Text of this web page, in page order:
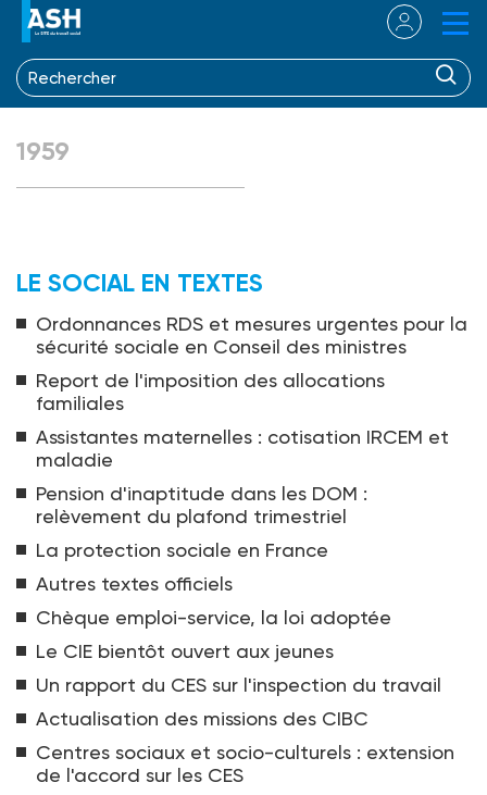
1959
LE SOCIAL EN TEXTES
Ordonnances RDS et mesures urgentes pour la
sécurité sociale en Conseil des ministres
Report de l'imposition des allocations
familiales
Assistantes maternelles : cotisation IRCEM et
maladie
Pension d'inaptitude dans les DOM :
relèvement du plafond trimestriel
La protection sociale en France
Autres textes officiels
Chèque emploi-service, la loi adoptée
Le CIE bientôt ouvert aux jeunes
Un rapport du CES sur l'inspection du travail
Actualisation des missions des CIBC
Centres sociaux et socio-culturels : extension
de l'accord sur les CES